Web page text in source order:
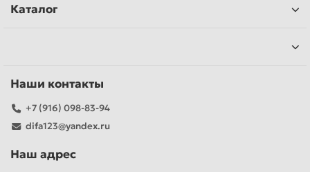
Каталог
Наши контакты
+7 (916) 098-83-94
difa123@yandex.ru
Наш адрес